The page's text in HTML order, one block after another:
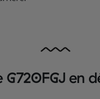
G720FGJ en